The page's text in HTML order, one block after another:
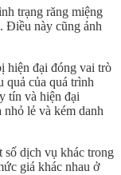
trạng răng miệng
Điều này cũng ảnh
hiện đại đóng vai trò
quả của quá trình
tín và hiện đại
lẻ và kém danh
số dịch vụ khác trong
giá khác nhau ở